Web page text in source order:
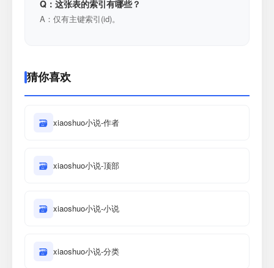
Q：这张表的索引有哪些？
A：仅有主键索引(id)。
猜你喜欢
🗃 xiaoshuo小说-作者
🗃 xiaoshuo小说-顶部
🗃 xiaoshuo小说-小说
🗃 xiaoshuo小说-分类